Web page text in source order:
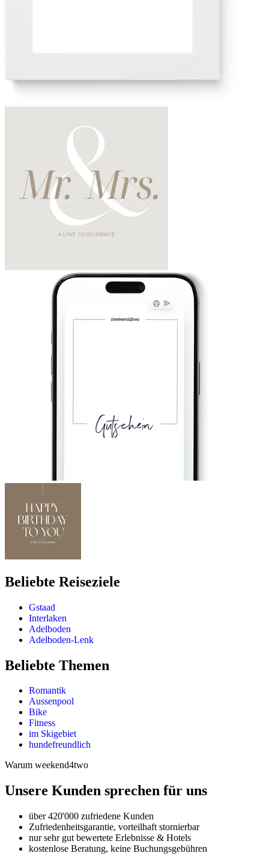
Beliebte Reiseziele
Gstaad
Interlaken
Adelboden
Adelboden-Lenk
Beliebte Themen
Romantik
Aussenpool
Bike
Fitness
im Skigebiet
hundefreundlich
Warum weekend4two
Unsere Kunden sprechen für uns
über 420'000 zufriedene Kunden
Zufriedenheitsgarantie, vorteilhaft stornierbar
nur sehr gut bewertete Erlebnisse & Hotels
kostenlose Beratung, keine Buchungsgebühren